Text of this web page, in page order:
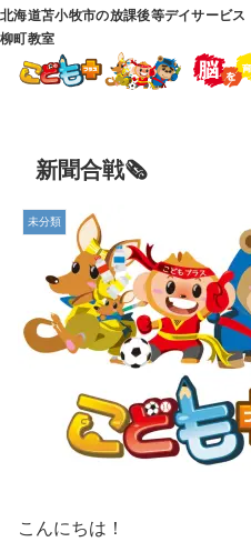
北海道苫小牧市の放課後等デイサービ
柳町教室
新聞合戦🗞
未分類
こんにちは！